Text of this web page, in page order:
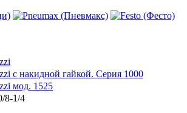
с накидной гайкой. Серия 1000
мод. 1525
8-1/4